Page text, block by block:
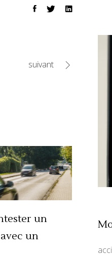
suivant
un
un